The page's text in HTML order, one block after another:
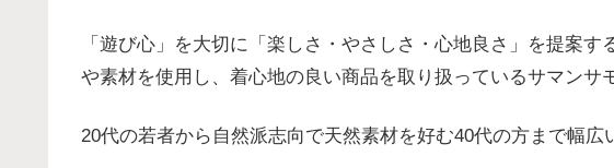
「遊び心」を大切に「楽しさ・やさしさ・心地良さ」を提案
や素材を使用し、着心地の良い商品を取り扱っているサマンサ
20代の若者から自然派志向で天然素材を好む40代の方まで幅広